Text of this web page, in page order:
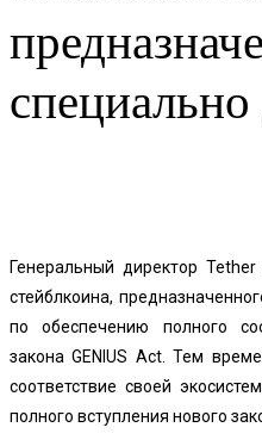
Генеральный директор
стейблкоина,
по обеспечению полного
закона GENIUS Act. Тем
соответствие своей
полного вступления нового